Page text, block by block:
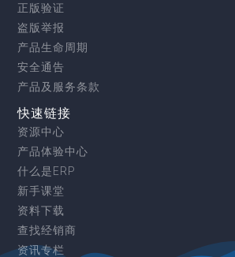
正版验证
盗版举报
产品生命周期
安全通告
产品及服务条款
快速链接
资源中心
产品体验中心
什么是ERP
新手课堂
资料下载
查找经销商
资讯专栏